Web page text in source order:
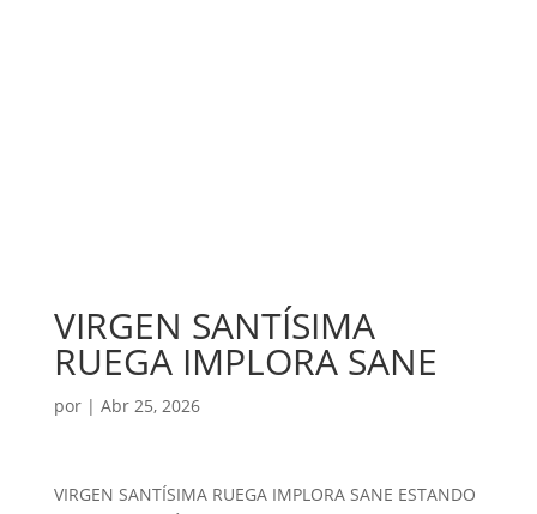
VIRGEN SANTÍSIMA
RUEGA IMPLORA SANE
por | Abr 25, 2026
VIRGEN SANTÍSIMA RUEGA IMPLORA SANE ESTANDO